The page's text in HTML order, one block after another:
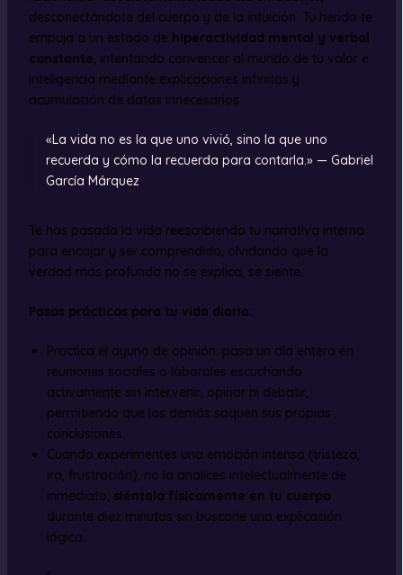
desconectándote del cuerpo y de la intuición. Tu herida te
empuja a un estado de hiperactividad mental y verbal
constante, intentando convencer al mundo de tu valor e
inteligencia mediante explicaciones infinitas y
acumulación de datos innecesarios.
«La vida no es la que uno vivió, sino la que uno
recuerda y cómo la recuerda para contarla.» — Gabriel
García Márquez
Te has pasado la vida reescribiendo tu narrativa interna
para encajar y ser comprendido, olvidando que la
verdad más profunda no se explica, se siente.
Pasos prácticos para tu vida diaria:
Practica el ayuno de opinión: pasa un día entero en
reuniones sociales o laborales escuchando
activamente sin intervenir, opinar ni debatir,
permitiendo que los demás saquen sus propias
conclusiones.
Cuando experimentes una emoción intensa (tristeza,
ira, frustración), no la analices intelectualmente de
inmediato; siéntala físicamente en tu cuerpo
durante diez minutos sin buscarle una explicación
lógica.